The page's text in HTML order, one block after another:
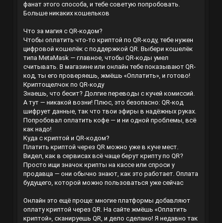
фанат этого способа, и тебе советую попробовать.
Больше никаких кошельков
Что за магия с QR-кодом?
Чтобы оплатить что-то криптой по QR-коду, тебе нужен
цифровой кошелёк с поддержкой QR. Выбери кошелёк
типа MetaMask — главное, чтобы QR-коды умел
считывать. В магазине или онлайн тебе показывают QR-
код, ты его проверяешь, жмёшь «Оплатить», и готово!
Криптощелчок по QR-коду
Знаешь, что бесит? Долгие переводы с кучей комиссий.
А тут — никакой возни! Плюс, это безопасно: QR-код
шифрует данные, так что твои эфиры в надёжных руках.
Попробовал оплатить кофе — и ни одной проблемы, всё
как надо!
Куда с криптой и QR-кодом?
Платить криптой через QR можно уже в куче мест.
Видел, как в сервисах всё чаще берут крипту по QR?
Просто ищи значок крипты на кассе или спроси у
продавца — они обычно знают, как это работает. Оплата
будущего, которой можно пользоваться уже сейчас
Онлайн это ещё проще: многие платформы добавляют
оплату криптой через QR. На сайте жмёшь «Оплатить
криптой», сканируешь QR, и дело сделано! Я недавно так